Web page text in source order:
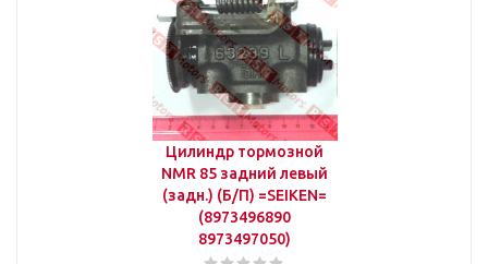
Цилиндр тормозной
NMR 85 задний левый
(задн.) (Б/П) =SEIKEN=
(8973496890
8973497050)